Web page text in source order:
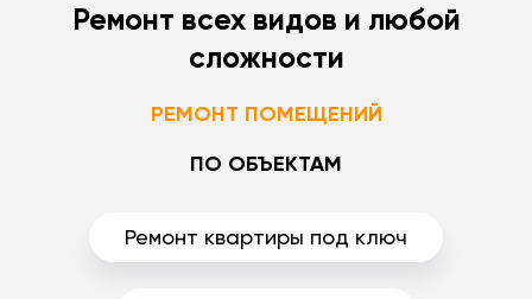
Ремонт всех видов и любой
сложности
РЕМОНТ ПОМЕЩЕНИЙ
ПО ОБЪЕКТАМ
Ремонт квартиры под ключ